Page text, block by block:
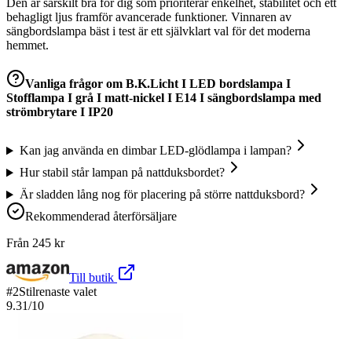
behagligt ljus framför avancerade funktioner. Vinnaren av
sängbordslampa bäst i test är ett självklart val för det moderna
hemmet.
Vanliga frågor om B.K.Licht I LED bordslampa I
Stofflampa I grå I matt-nickel I E14 I sängbordslampa med
strömbrytare I IP20
Kan jag använda en dimbar LED-glödlampa i lampan?
Hur stabil står lampan på nattduksbordet?
Är sladden lång nog för placering på större nattduksbord?
Rekommenderad återförsäljare
Från 245 kr
Till butik
#2Stilrenaste valet
9.31/10